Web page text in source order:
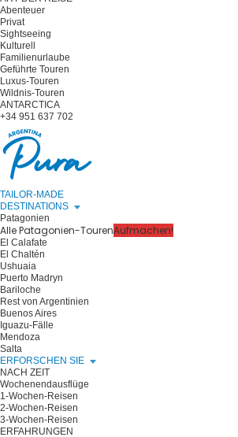
Abenteuer
Privat
Sightseeing
Kulturell
Familienurlaube
Geführte Touren
Luxus-Touren
Wildnis-Touren
ANTARCTICA
+34 951 637 702
TAILOR-MADE
DESTINATIONS
Patagonien
Alle Patagonien-TourenAufmachen!
El Calafate
El Chaltén
Ushuaia
Puerto Madryn
Bariloche
Rest von Argentinien
Buenos Aires
Iguazu-Fälle
Mendoza
Salta
ERFORSCHEN SIE
NACH ZEIT
Wochenendausflüge
1-Wochen-Reisen
2-Wochen-Reisen
3-Wochen-Reisen
ERFAHRUNGEN